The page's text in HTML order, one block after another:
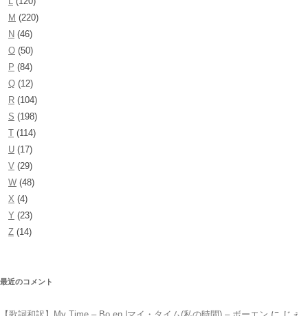
M (220)
N (46)
O (50)
P (84)
Q (12)
R (104)
S (198)
T (114)
U (17)
V (29)
W (48)
X (4)
Y (23)
Z (14)
最近のコメント